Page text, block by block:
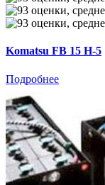
Komatsu FB 15 H-5
Подробнее